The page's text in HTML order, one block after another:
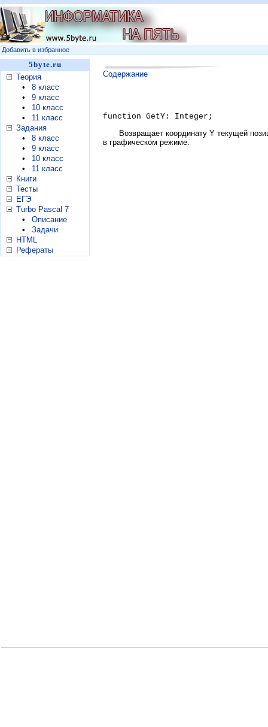
Добавить в избранное
5byte.ru
Теория
•
8 класс
•
9 класс
•
10 класс
•
11 класс
Задания
•
8 класс
•
9 класс
•
10 класс
•
11 класс
Книги
Тесты
ЕГЭ
Turbo Pascal 7
•
Описание
•
Задачи
HTML
Рефераты
Содержание
function GetY: Integer;
Возвращает координату Y текущей
в графическом режиме.